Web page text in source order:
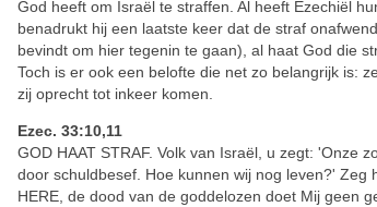
God heeft om Israël te straffen. Al heeft Ezechiël
benadrukt hij een laatste keer dat de straf
bevindt om hier tegenin te gaan), al haat God die
Toch is er ook een belofte die net zo belangrijk is:
zij oprecht tot inkeer komen.
Ezec. 33:10,11
GOD HAAT STRAF. Volk van Israël, u zegt: 'Onze
door schuldbesef. Hoe kunnen wij nog leven?'
HERE, de dood van de goddelozen doet Mij geen